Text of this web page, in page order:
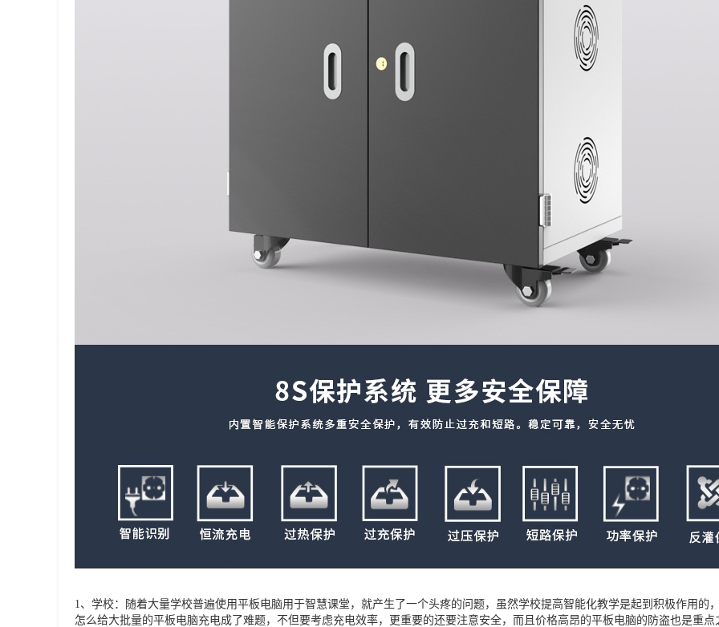
1、学校：随着大量学校普遍使用平板电脑用于智慧课堂，就产生了一个头疼的问题，虽然学校提高智能化教学是起到积极作用的
怎么给大批量的平板电脑充电成了难题，不但要考虑充电效率，更重要的还要注意安全，而且价格高昂的平板电脑的防盗也是重点